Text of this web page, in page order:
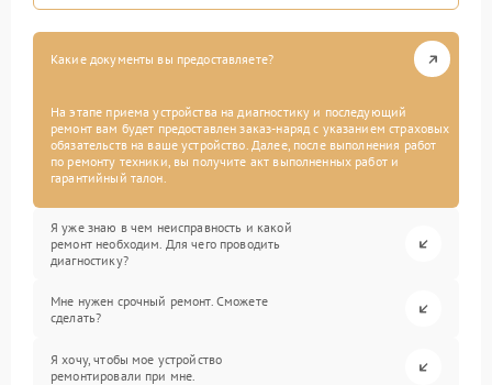
Какие документы вы предоставляете?
На этапе приема устройства на диагностику и последующий
ремонт вам будет предоставлен заказ-наряд с указанием страховых
обязательств на ваше устройство. Далее, после выполнения работ
по ремонту техники, вы получите акт выполненных работ и
гарантийный талон.
Я уже знаю в чем неисправность и какой
ремонт необходим. Для чего проводить
диагностику?
Мне нужен срочный ремонт. Сможете
сделать?
Я хочу, чтобы мое устройство
ремонтировали при мне.